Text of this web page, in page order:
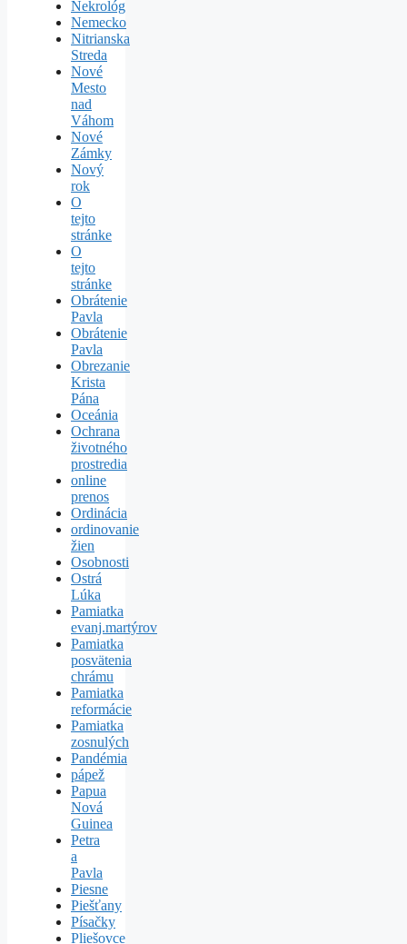
Nekrológ
Nemecko
Nitrianska
Streda
Nové
Mesto
nad
Váhom
Nové
Zámky
Nový
rok
O
tejto
stránke
O
tejto
stránke
Obrátenie
Pavla
Obrátenie
Pavla
Obrezanie
Krista
Pána
Oceánia
Ochrana
životného
prostredia
online
prenos
Ordinácia
ordinovanie
žien
Osobnosti
Ostrá
Lúka
Pamiatka
evanj.martýrov
Pamiatka
posvätenia
chrámu
Pamiatka
reformácie
Pamiatka
zosnulých
Pandémia
pápež
Papua
Nová
Guinea
Petra
a
Pavla
Piesne
Piešťany
Písačky
Pliešovce